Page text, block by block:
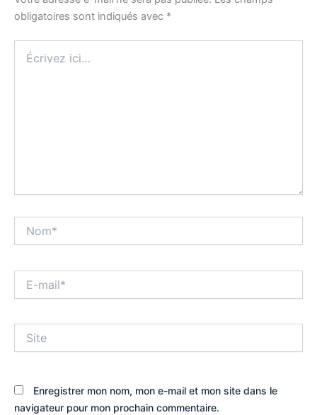
obligatoires sont indiqués avec *
ici…
mail*
Enregistrer mon nom, mon e-mail et mon site dans le
navigateur pour mon prochain commentaire.